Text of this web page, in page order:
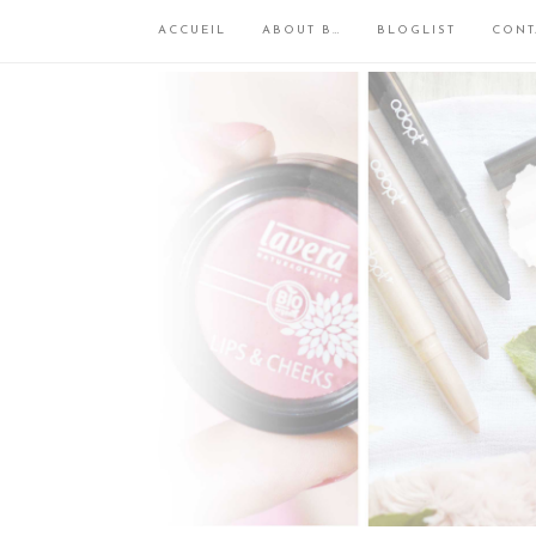
ACCUEIL ABOUT B… BLOGLIST